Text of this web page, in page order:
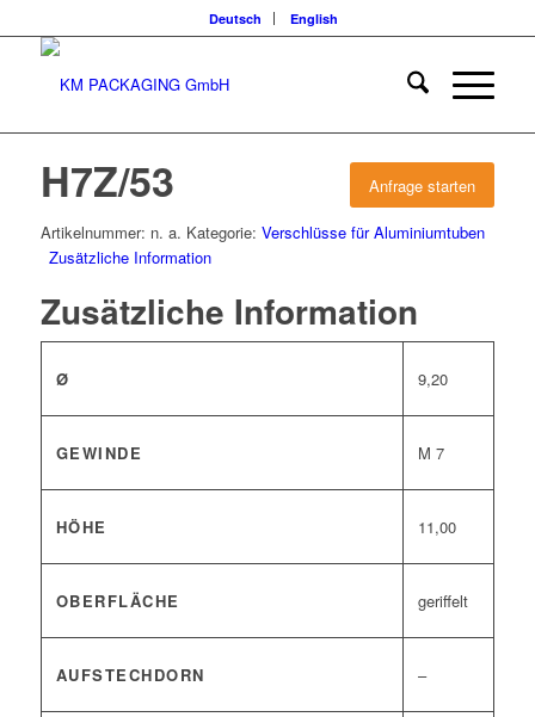
Deutsch English
Anfrage starten
H7Z/53
Artikelnummer: n. a. Kategorie: Verschlüsse für Aluminiumtuben
Zusätzliche Information
Zusätzliche Information
Ø 9,20
GEWINDE M 7
HÖHE 11,00
OBERFLÄCHE geriffelt
AUFSTECHDORN –